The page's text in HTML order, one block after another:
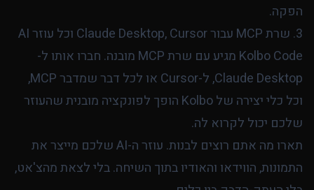
הפקה.
3. שרת MCP עבור Claude Desktop, Cursor וכל עוזר AI
Kolbo Code מגיע עם שרת MCP מובנה. חברו אותו ל-
Claude Desktop, ל-Cursor או לכל דבר שמדבר MCP,
וכל כלי יצירה של Kolbo הופך לפונקציה מובנית שהעוזר
שלכם יכול לקרוא לה.
תארו מה אתם רוצים לבנות. עוזר ה-AI שלכם מייצר את
התמונות, הווידאו והאודיו בתוך השיחה. בלי לצאת מהצ'אט,